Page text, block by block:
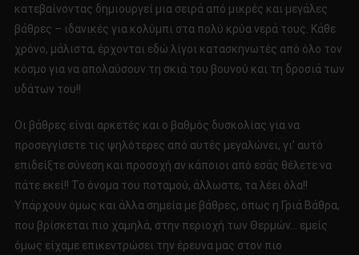
κατεβαίνοντας δημιουργεί μια σειρά από μικρές και μεγάλες
βάθρες – ιδανικές για κολύμπι στα πολύ κρύα νερά τους. Κάθε
χρόνο, μάλιστα, έρχονται εδώ λίγοι κατασκηνωτές από όλο τον
κόσμο για να απολαύσουν τη σκιά του βουνού και τη δροσιά των
υδάτων του!!
Οι βάθρες είναι αρκετές και ο βαθμός δυσκολίας για να
προσεγγίσετε τις ψηλότερες από αυτές μεγαλώνει, γι’ αυτό
επιδείξτε σύνεση και προσοχή αν κάποιοι από εσάς θέλετε να
πάτε εκεί!! Το όνομα του ποταμού, άλλωστε, τα λέει όλα!!
Υπάρχουν όμως και άλλα σημεία με βάθρες, όπως η Γριά Βάθρα,
που βρίσκεται πιο χαμηλά, στην περιοχή των Θερμών… εμείς
όμως είχαμε επικεντρώσει την έρευνα μας στον πιο